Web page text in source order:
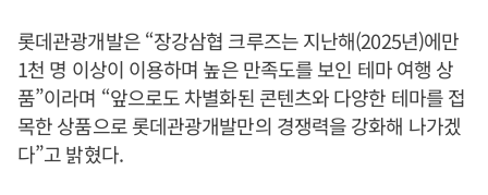
롯데관광개발은 “장강삼협 크루즈는 지난해(2025년)에만
1천 명 이상이 이용하며 높은 만족도를 보인 테마 여행 상
품”이라며 “앞으로도 차별화된 콘텐츠와 다양한 테마를 접
목한 상품으로 롯데관광개발만의 경쟁력을 강화해 나가겠
다”고 밝혔다.